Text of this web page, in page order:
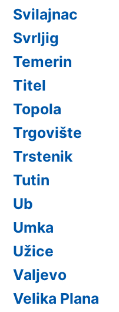
Svilajnac
Svrljig
Temerin
Titel
Topola
Trgovište
Trstenik
Tutin
Ub
Umka
Užice
Valjevo
Velika Plana